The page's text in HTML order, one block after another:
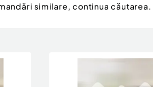
similare, continua căutarea.